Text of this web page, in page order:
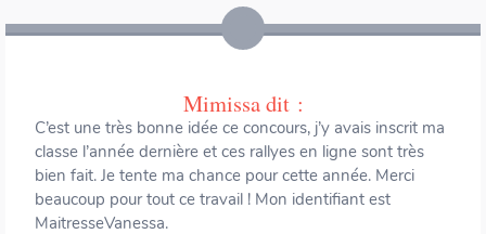
Mimissadit :
C’est une très bonne idée ce concours, j’y avais inscrit ma
classe l’année dernière et ces rallyes en ligne sont très
bien fait. Je tente ma chance pour cette année. Merci
beaucoup pour tout ce travail ! Mon identifiant est
MaitresseVanessa.